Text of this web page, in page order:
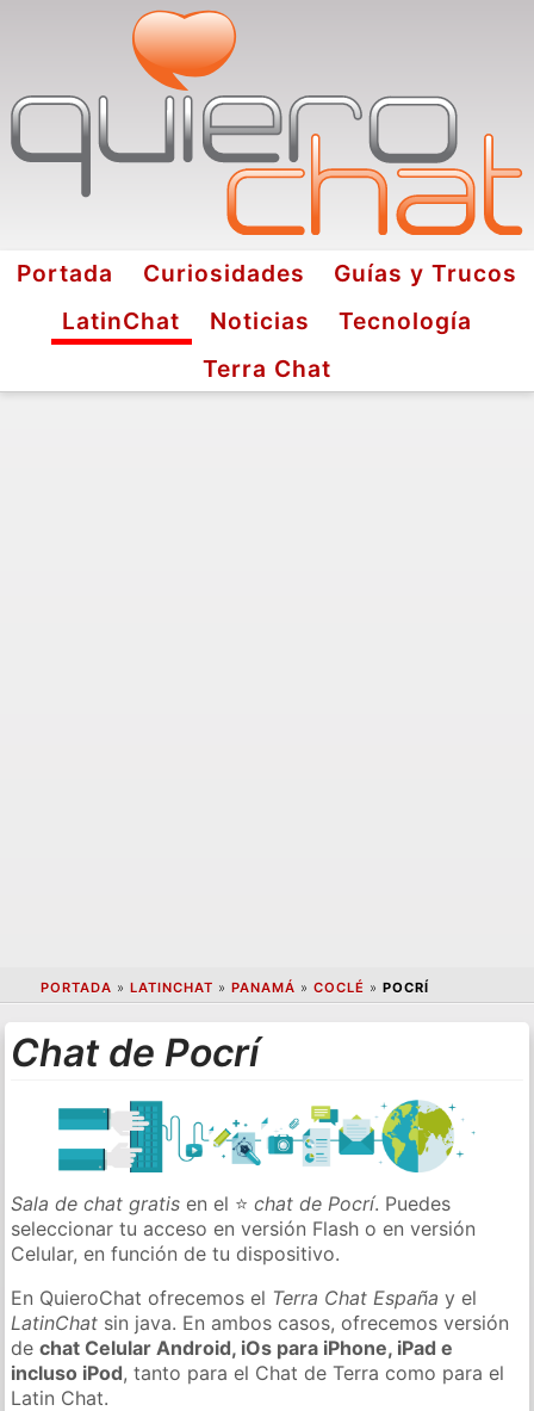
Portada Curiosidades
Guías y Trucos
LatinChat
Noticias
Tecnología
Terra Chat
PORTADA » LATINCHAT » PANAMÁ » COCLÉ » POCRÍ
Chat de Pocrí
Sala de chat gratis en el ⭐chat de Pocrí. Puedes
seleccionar tu acceso en versión Flash o en versión
Celular, en función de tu dispositivo.
En QuieroChat ofrecemos el Terra Chat España y el
LatinChat sin java. En ambos casos, ofrecemos versión
dechat Celular Android, iOs para iPhone, iPad e
incluso iPod, tanto para el Chat de Terra como para el
Latin Chat.